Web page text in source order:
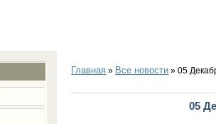
Главная » Все новости » 05
05